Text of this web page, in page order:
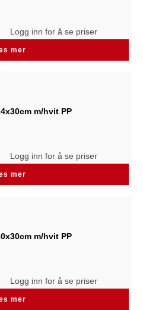
Logg inn for å se priser
mer
m/hvit PP
Logg inn for å se priser
mer
m/hvit PP
Logg inn for å se priser
mer